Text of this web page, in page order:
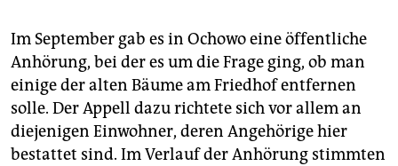
Im September gab es in Ochowo eine öffentliche
Anhörung, bei der es um die Frage ging, ob man
einige der alten Bäume am Friedhof entfernen
solle. Der Appell dazu richtete sich vor allem an
diejenigen Einwohner, deren Angehörige hier
bestattet sind. Im Verlauf der Anhörung stimmten